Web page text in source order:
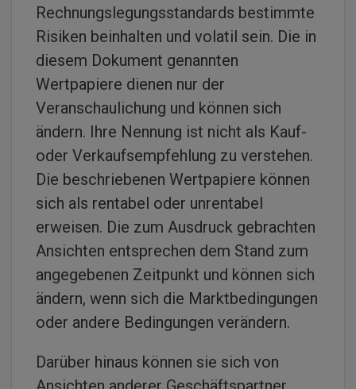
Rechnungslegungsstandards bestimmte
Risiken beinhalten und volatil sein. Die in
diesem Dokument genannten
Wertpapiere dienen nur der
Veranschaulichung und können sich
ändern. Ihre Nennung ist nicht als Kauf-
oder Verkaufsempfehlung zu verstehen.
Die beschriebenen Wertpapiere können
sich als rentabel oder unrentabel
erweisen. Die zum Ausdruck gebrachten
Ansichten entsprechen dem Stand zum
angegebenen Zeitpunkt und können sich
ändern, wenn sich die Marktbedingungen
oder andere Bedingungen verändern.
Darüber hinaus können sie sich von